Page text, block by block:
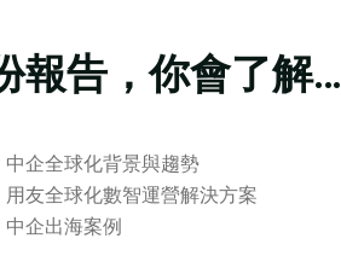
報告，你會了解…
企全球化背景與趨勢
友全球化數智運營解決方案
企出海案例